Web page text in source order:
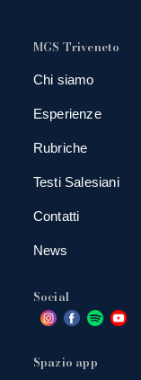
MGS Triveneto
Chi siamo
Esperienze
Rubriche
Testi Salesiani
Contatti
News
Social
Spazio app